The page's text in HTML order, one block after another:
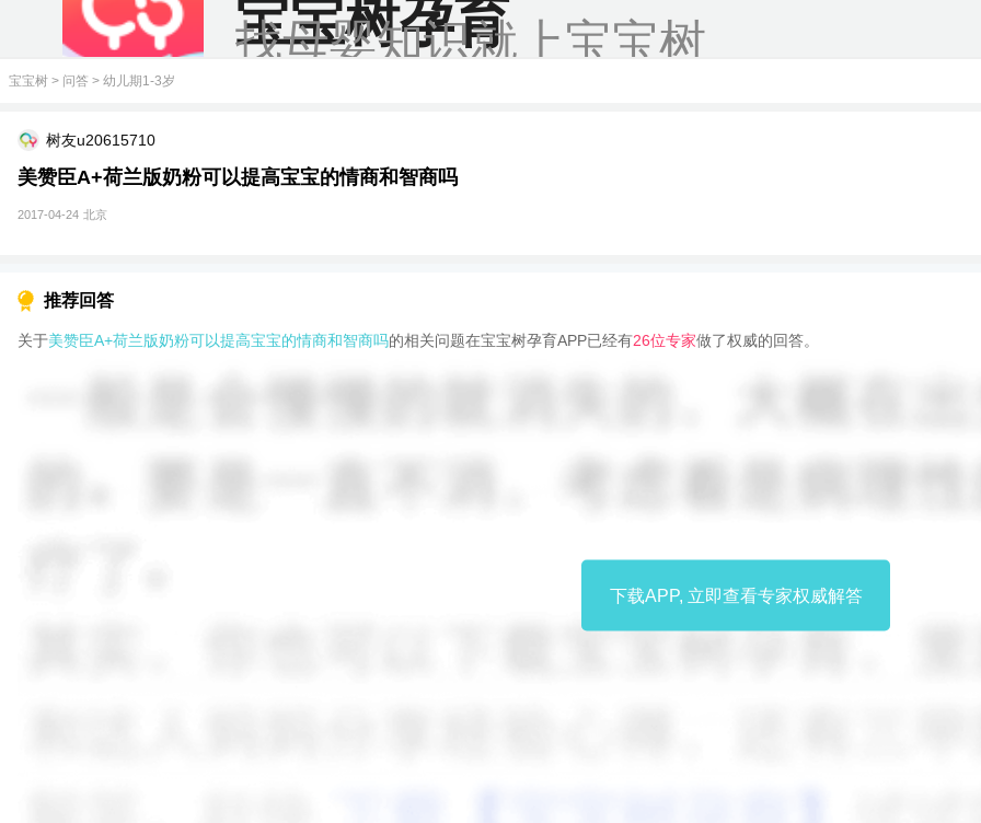
宝宝树孕育
找母婴知识就上宝宝树
宝宝树 > 问答 > 幼儿期1-3岁
树友u20615710
美赞臣A+荷兰版奶粉可以提高宝宝的情商和智商吗
2017-04-24 北京
推荐回答
关于美赞臣A+荷兰版奶粉可以提高宝宝的情商和智商吗的相关问题在宝宝树孕育APP已经有26位专家做了权威的回答。
下载APP, 立即查看专家权威解答